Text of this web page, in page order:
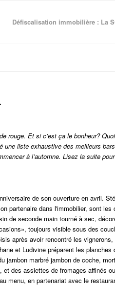
Défiscalisation immobilière : La
rouge. Et si c’est ça le bonheur?
une liste exhaustive des meilleurs
à l’automne. Lisez la suite
de son ouverture en avril.
partenaire dans l'immobilier, sont les
de seconde main tourné à sec,
toujours visible sous des
après avoir rencontré les
et Ludivine préparent les planches
jambon marbré jambon de coche,
, et des assiettes de fromages affinés
menu, en partenariat avec le